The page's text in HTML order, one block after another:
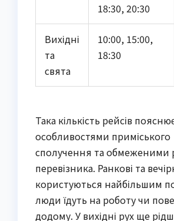
18:30, 20:30
Вихідні
та
свята
10:00, 15:00,
18:30
Така кількість рейсів
особливостями приміського
сполучення та обмеженими
перевізника. Ранкові та
користуються найбільшим
люди їдуть на роботу чи
додому. У вихідні рух ще